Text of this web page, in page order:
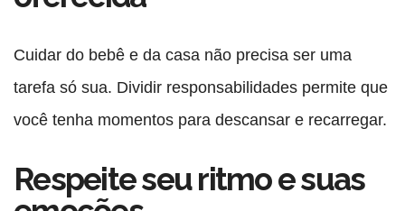
Cuidar do bebê e da casa não precisa ser uma
tarefa só sua. Dividir responsabilidades permite que
você tenha momentos para descansar e recarregar.
Respeite seu ritmo e suas